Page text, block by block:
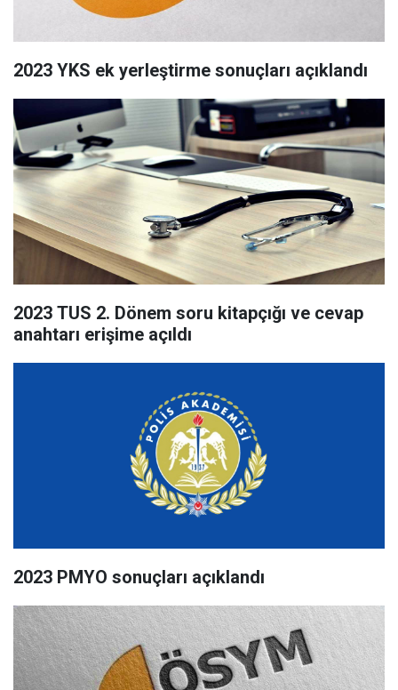
2023 YKS ek yerleştirme sonuçları açıklandı
2023 TUS 2. Dönem soru kitapçığı ve cevap
anahtarı erişime açıldı
2023 PMYO sonuçları açıklandı